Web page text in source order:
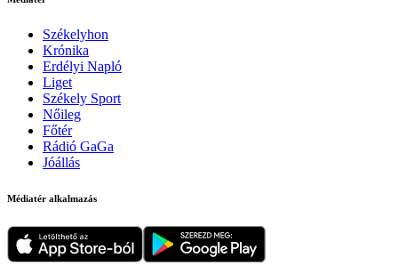
Székelyhon
Krónika
Erdélyi Napló
Liget
Székely Sport
Nőileg
Főtér
Rádió GaGa
Jóállás
Médiatér alkalmazás